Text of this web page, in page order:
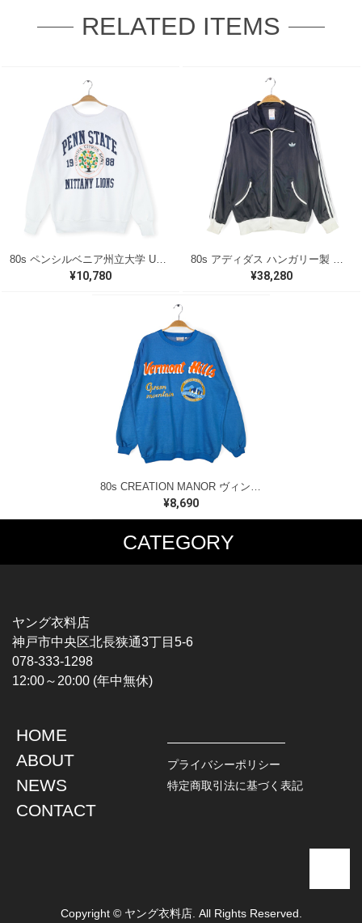
RELATED ITEMS
¥10,780 ¥38,280
80s CREATION MANOR ヴィンテージ スウェット バーモントヒルズ ブルー サイズL 古着 CF1004
¥8,690
CATEGORY
MUSIC TEE
HARDCORE / PUNK
PROGLESSIVE ROCK
POPS
SOUL / R&B
T-SHIRTS
CHAMPION
TOPS
L / S SHIRT
S / S SHIRT
HAWAIIAN SHIRT
CARDIGAN
JACKET
DENIM
LEATHER
ヤング衣料店
神戸市中央区北長狭通3丁目5-6
078-333-1298
12:00～20:00 (年中無休)
HOME
ABOUT
NEWS
CONTACT
プライバシーポリシー
特定商取引法に基づく表記
Copyright © ヤング衣料店. All Rights Reserved.